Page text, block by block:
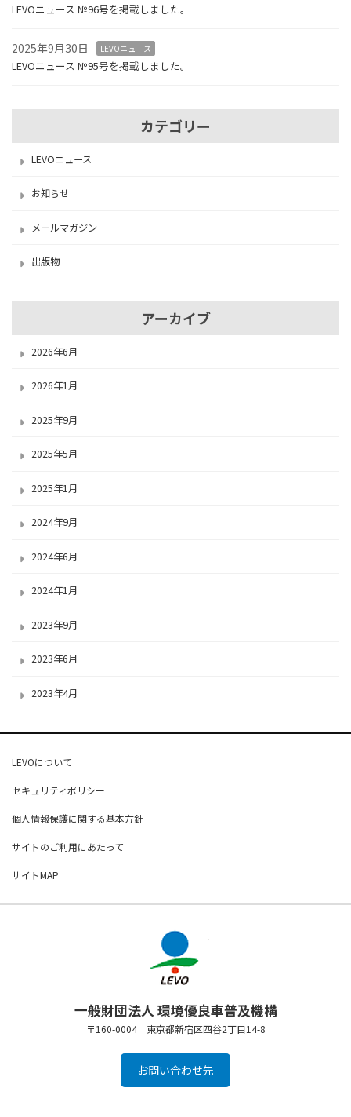
LEVOニュース №96号を掲載しました。
2025年9月30日 LEVOニュース
LEVOニュース №95号を掲載しました。
カテゴリー
LEVOニュース
お知らせ
メールマガジン
出版物
アーカイブ
2026年6月
2026年1月
2025年9月
2025年5月
2025年1月
2024年9月
2024年6月
2024年1月
2023年9月
2023年6月
2023年4月
LEVOについて
セキュリティポリシー
個人情報保護に関する基本方針
サイトのご利用にあたって
サイトMAP
一般財団法人 環境優良車普及機構
〒160-0004 東京都新宿区四谷2丁目14-8
お問い合わせ先